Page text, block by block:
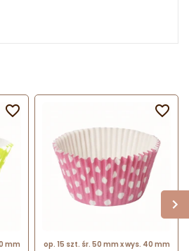
mm

op. 15 szt. śr. 50 mm x wys. 40 mm
